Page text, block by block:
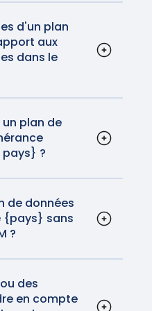
en charge la
certaines
sont également
d'un plan
aux
dans le
passer facilement
changer de
rend idéales pour
plan de
?
des
fiables et de haute
coût du roaming
de données
{pays} sans
?
de votre appareil. Il
qui ne
des
en compte